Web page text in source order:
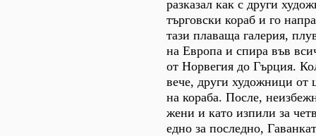
разказал как с други
търговски кораб и го
тази плаваща галерия,
на Европа и спира във
от Норвегия до Гърция.
вече, други художници от
на кораба. После,
жени и като изпили за
едно за последно,